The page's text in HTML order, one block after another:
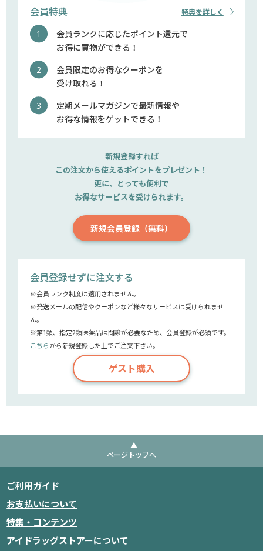
会員特典
会員ランクに応じたポイント還元で
お得に買物ができる！
会員限定のお得なクーポンを
受け取れる！
定期メールマガジンで最新情報や
お得な情報をゲットできる！
特典を詳しく
新規登録すれば
この注文から使えるポイントをプレゼント！
更に、とっても便利で
お得なサービスを受けられます。
新規会員登録（無料）
会員登録せずに注文する
※会員ランク制度は適用されません。
※発送メールの配信やクーポンなど様々なサービスは受けられませ
ん。
※第1類、指定2類医薬品は問診が必要なため、会員登録が必須です。
こちらから新規登録した上でご注文下さい。
ゲスト購入
ページトップへ
ご利用ガイド
お支払いについて
特集・コンテンツ
アイドラッグストアーについて